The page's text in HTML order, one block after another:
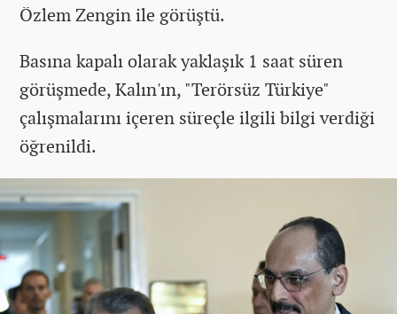
Özlem Zengin ile görüştü.
Basına kapalı olarak yaklaşık 1 saat süren
görüşmede, Kalın'ın, "Terörsüz Türkiye"
çalışmalarını içeren süreçle ilgili bilgi verdiği
öğrenildi.